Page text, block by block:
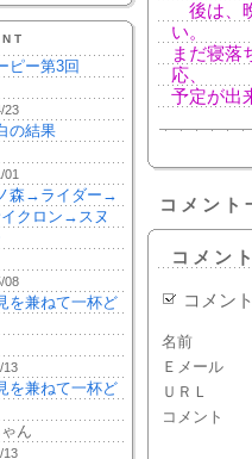
ピー第3回
23
の結果
01
森→ライダー→
クロン→スヌ
08
を兼ねて一杯ど
13
を兼ねて一杯ど
ん
13
後は、
い。
まだ寝落
応、
予定が出
コメント
コメン
コメン
名前
Ｅメール
ＵＲＬ
コメント